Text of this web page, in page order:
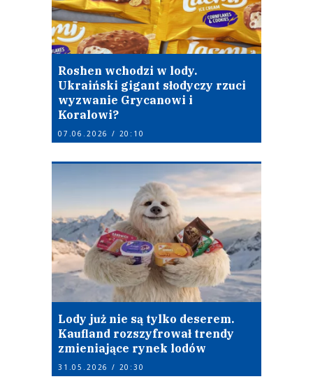
Roshen wchodzi w lody.
Ukraiński gigant słodyczy rzuci
wyzwanie Grycanowi i
Koralowi?
07.06.2026 / 20:10
Lody już nie są tylko deserem.
Kaufland rozszyfrował trendy
zmieniające rynek lodów
31.05.2026 / 20:30